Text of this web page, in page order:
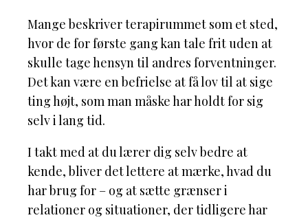
Mange beskriver terapirummet som et sted,
hvor de for første gang kan tale frit uden at
skulle tage hensyn til andres forventninger.
Det kan være en befrielse at få lov til at sige
ting højt, som man måske har holdt for sig
selv i lang tid.
I takt med at du lærer dig selv bedre at
kende, bliver det lettere at mærke, hvad du
har brug for – og at sætte grænser i
relationer og situationer, der tidligere har